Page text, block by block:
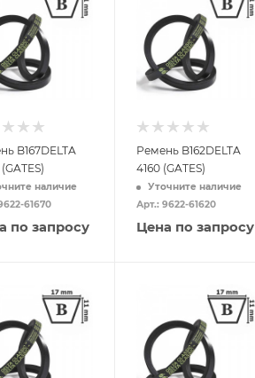
B167DELTA
наличие
61670
по запросу
Ремень B162DELTA
4160 (GATES)
Уточните наличие
Арт.: 9622-61620
Цена по запросу